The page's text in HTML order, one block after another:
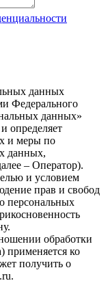
данных
Федерального
данных»
определяет
и меры по
данных,
– Оператор).
и условием
прав и свобод
персональных
обработки
применяется ко
получить о